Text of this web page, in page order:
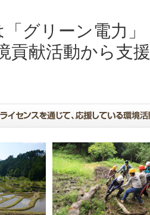
「グリーン電力
貢献活動から支